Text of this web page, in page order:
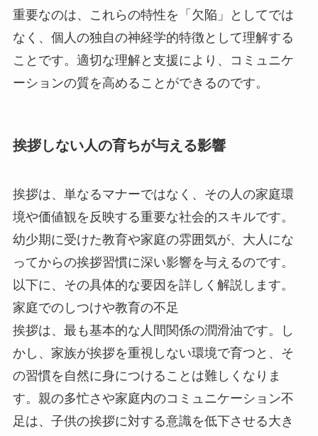
重要なのは、これらの特性を「欠陥」としてでは
なく、個人の独自の神経学的特徴として理解する
ことです。適切な理解と支援により、コミュニケ
ーションの質を高めることができるのです。
挨拶しない人の育ちが与える影響
挨拶は、単なるマナーではなく、その人の家庭環
境や価値観を反映する重要な社会的スキルです。
幼少期に受けた教育や家庭の雰囲気が、大人にな
ってからの挨拶習慣に深い影響を与えるのです。
以下に、その具体的な要因を詳しく解説します。
家庭でのしつけや教育の不足
挨拶は、最も基本的な人間関係の潤滑油です。し
かし、家族が挨拶を重視しない環境で育つと、そ
の習慣を自然に身につけることは難しくなりま
す。親の多忙さや家庭内のコミュニケーション不
足は、子供の挨拶に対する意識を低下させる大き